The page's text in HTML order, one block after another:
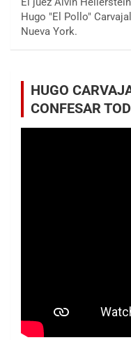
Hugo "El Pollo"
Nueva York.
HUGO
CONFESAR